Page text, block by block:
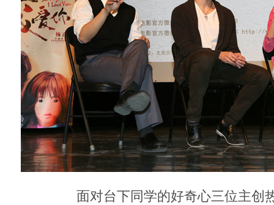
面对台下同学的好奇心三位主创